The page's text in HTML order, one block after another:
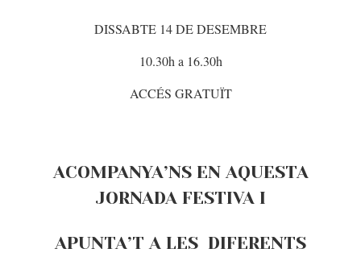
DISSABTE 14 DE DESEMBRE
10.30h a 16.30h
ACCÉS GRATUÏT
ACOMPANYA’NS EN AQUESTA
JORNADA FESTIVA I
APUNTA’T A LES DIFERENTS